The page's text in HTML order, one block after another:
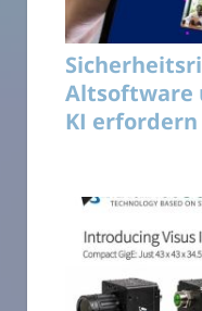
Altsoftware
KI